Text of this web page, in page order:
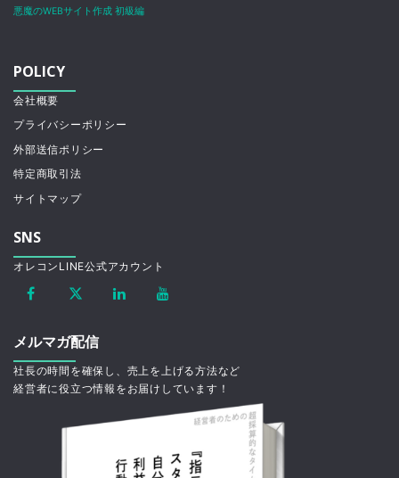
悪魔のWEBサイト作成 初級編
POLICY
会社概要
プライバシーポリシー
外部送信ポリシー
特定商取引法
サイトマップ
SNS
オレコンLINE公式アカウント
メルマガ配信
社長の時間を確保し、売上を上げる方法など
経営者に役立つ情報をお届けしています！